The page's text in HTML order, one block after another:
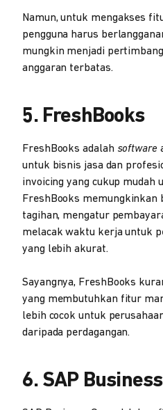
Namun, untuk mengakses
pengguna harus
mungkin menjadi
anggaran terbatas.
5. FreshBooks
FreshBooks adalah software
untuk bisnis jasa dan
invoicing yang cukup mudah
FreshBooks memungkinkan
tagihan, mengatur
melacak waktu kerja untuk
yang lebih akurat.
Sayangnya, FreshBooks
yang membutuhkan fitur
lebih cocok untuk
daripada perdagangan.
6. SAP